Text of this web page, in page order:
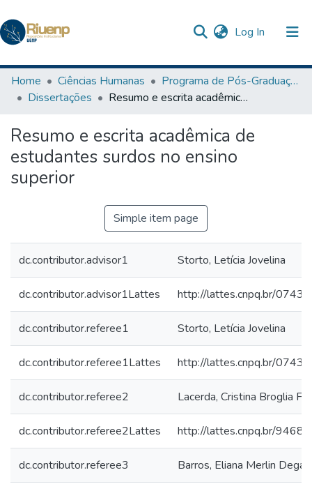
Log In (current)
Communities & Collections
Browse DSpace
Statistics
The Repository
Home Ciências Humanas
Programa de Pós-Graduação em Ensino
Dissertações
Resumo e escrita acadêmica de estudantes surdos no ensino superior
Resumo e escrita acadêmica de
estudantes surdos no ensino
superior
Simple item page
dc.contributor.advisor1 Storto, Letícia Jovelina
dc.contributor.advisor1Lattes http://lattes.cnpq.br/
dc.contributor.referee1 Storto, Letícia Jovelina
dc.contributor.referee1Lattes http://lattes.cnpq.br/
dc.contributor.referee2 Lacerda, Cristina Broglia
dc.contributor.referee2Lattes http://lattes.cnpq.br/
dc.contributor.referee3 Barros, Eliana Merlin